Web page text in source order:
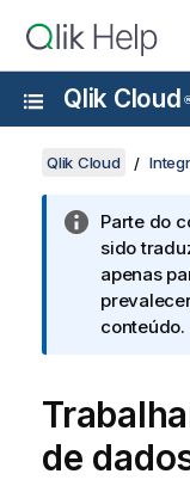
Qlik Cloud
Qlik Cloud
Parte do
sido
apenas
conteúdo.
de